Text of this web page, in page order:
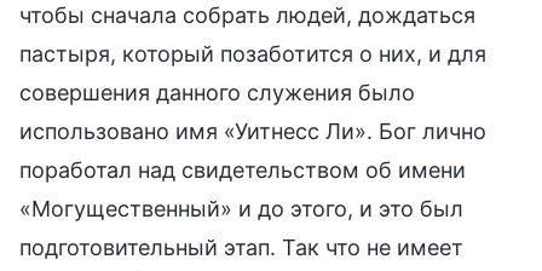
чтобы сначала собрать людей, дождаться
пастыря, который позаботится о них, и для
совершения данного служения было
использовано имя «Уитнесс Ли». Бог лично
поработал над свидетельством об имени
«Могущественный» и до этого, и это был
подготовительный этап. Так что не имеет